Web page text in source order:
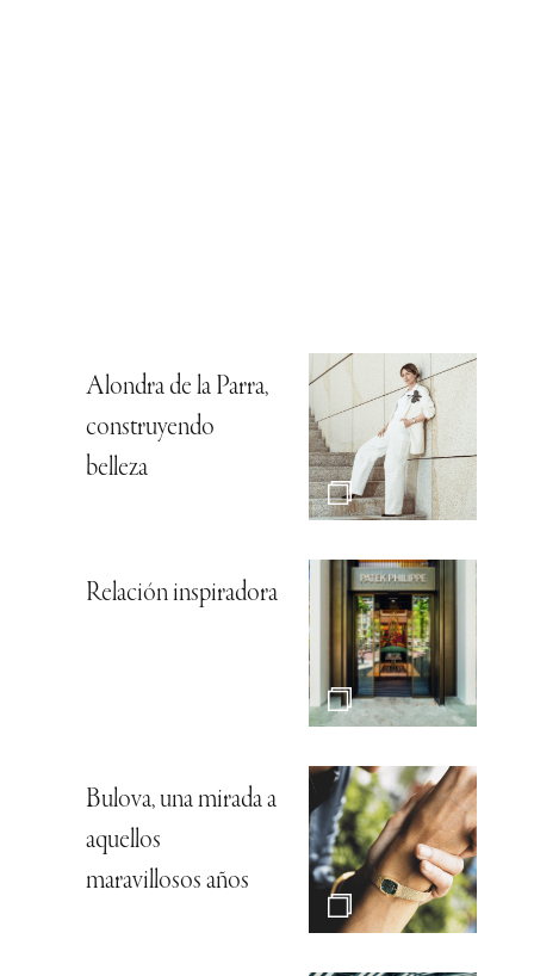
Alondra de la Parra,
construyendo
belleza
Relación inspiradora
Bulova, una mirada a
aquellos
maravillosos años